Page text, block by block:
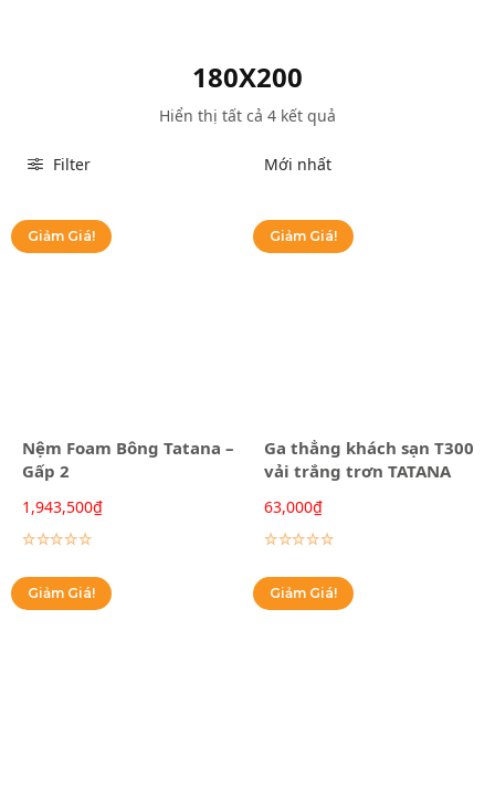
180X200
Hiển thị tất cả 4 kết quả
Filter
Giảm Giá!
Nệm Foam Bông Tatana –
Gấp 2
1,943,500₫
Lựa chọn các tùy chọn
Giảm Giá!
Ga thẳng khách sạn T300
vải trắng trơn TATANA
63,000₫
Lựa chọn các tùy chọn
Giảm Giá! Giảm Giá!